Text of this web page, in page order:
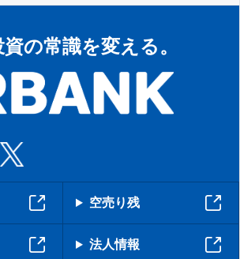
の常識を変える。
空売り残
法人情報